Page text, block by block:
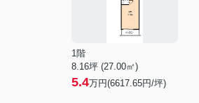
1階
8.16坪 (27.00㎡)
5.4万円(6617.65円/坪)